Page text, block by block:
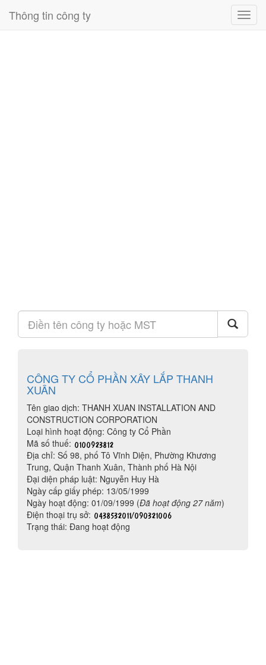
Thông tin công ty
CÔNG TY CỔ PHẦN XÂY LẮP THANH
XUÂN
Tên giao dịch: THANH XUAN INSTALLATION AND
CONSTRUCTION CORPORATION
Loại hình hoạt động: Công ty Cổ Phần
Mã số thuế:
Địa chỉ: Số 98, phố Tô Vĩnh Diện, Phường Khương
Trung, Quận Thanh Xuân, Thành phố Hà Nội
Đại diện pháp luật: Nguyễn Huy Hà
Ngày cấp giấy phép: 13/05/1999
Ngày hoạt động: 01/09/1999 (Đã hoạt động 27 năm)
Điện thoại trụ sở:
Trạng thái: Đang hoạt động